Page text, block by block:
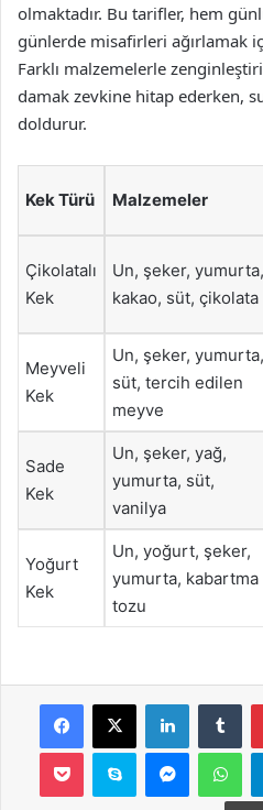
olmaktadır. Bu tarifler, hem
günlerde misafirleri ağırlamak
Farklı malzemelerle
damak zevkine hitap ederken,
doldurur.
Kek Türü Malzemeler
Çikolatalı
Kek
Un, şeker, yumurta,
kakao, süt, çikolata
Meyveli
Kek
Un, şeker, yumurta,
süt, tercih edilen
meyve
Sade
Kek
Un, şeker, yağ,
yumurta, süt,
vanilya
Yoğurt
Kek
Un, yoğurt, şeker,
yumurta, kabartma
tozu
Facebook
X LinkedIn
Pocket Skype